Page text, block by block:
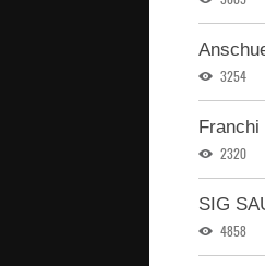
3254
Franchi
2320
SIG
4858